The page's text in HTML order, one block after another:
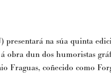
na súa quinta
obra dun dos humoristas
Fraguas, coñecido como